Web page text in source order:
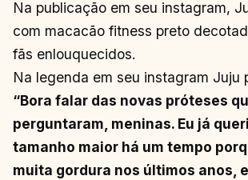
Na publicação em seu instagram,
com macacão fitness preto
fãs enlouquecidos.
Na legenda em seu instagram Juju
“Bora falar das novas próteses
perguntaram, meninas. Eu já
tamanho maior há um tempo
muita gordura nos últimos anos,